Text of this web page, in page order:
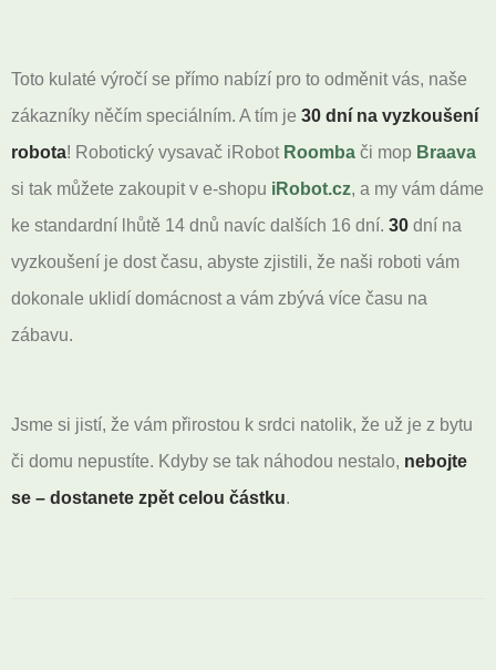
Toto kulaté výročí se přímo nabízí pro to odměnit vás, naše
zákazníky něčím speciálním. A tím je 30 dní na vyzkoušení
robota! Robotický vysavač iRobot Roomba či mop Braava
si tak můžete zakoupit v e-shopu iRobot.cz, a my vám dáme
ke standardní lhůtě 14 dnů navíc dalších 16 dní. 30 dní na
vyzkoušení je dost času, abyste zjistili, že naši roboti vám
dokonale uklidí domácnost a vám zbývá více času na
zábavu.
Jsme si jistí, že vám přirostou k srdci natolik, že už je z bytu
či domu nepustíte. Kdyby se tak náhodou nestalo, nebojte
se – dostanete zpět celou částku.